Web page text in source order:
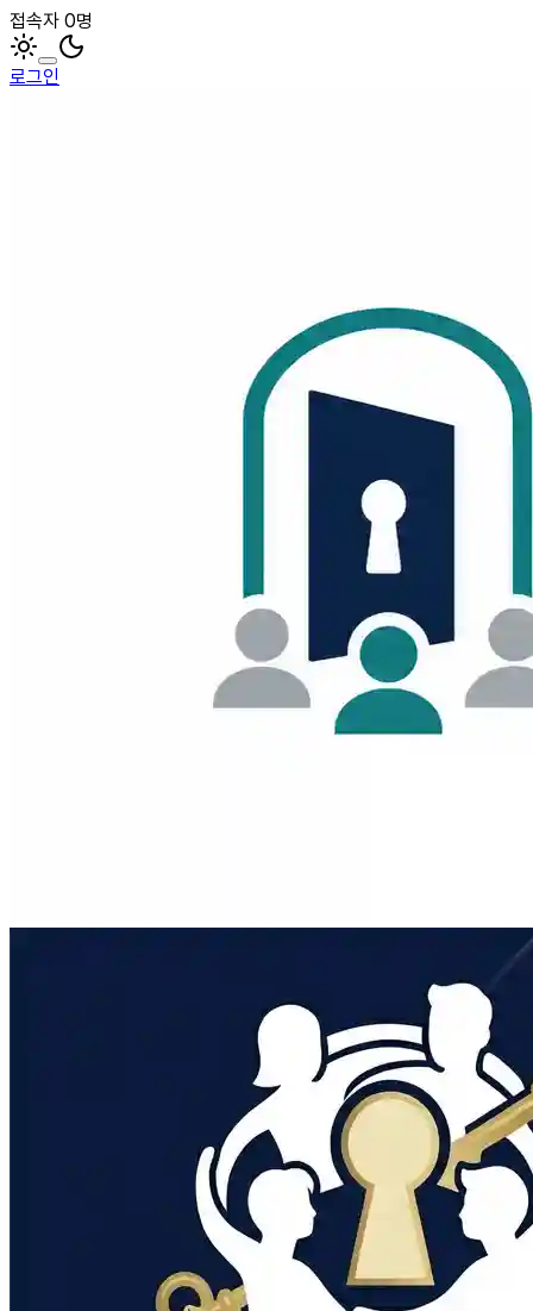
접속자 0명
로그인